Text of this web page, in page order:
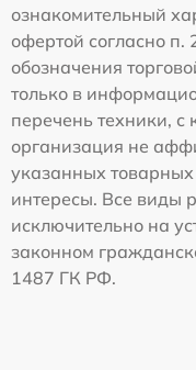
ознакомительный
офертой согласно
обозначения
только в
перечень техники,
организация не
указанных товарных
интересы. Все виды
исключительно на
законном
1487 ГК РФ.